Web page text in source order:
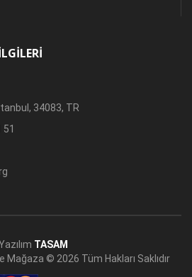
Ödeme Güvenliği
34083, TR
TASAM
Mağaza © 2026 Tüm Hakları Saklıdır